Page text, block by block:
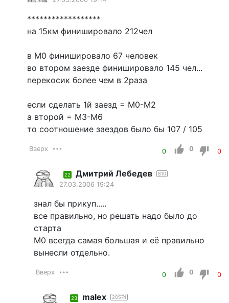
******************
на 15км финишировало 212чел
в М0 финишировало 67 человек
во втором заезде финишировало 145 чел...
перекосик более чем в 2раза
если сделать 1й заезд = М0-М2
а второй = М3-М6
то соотношение заездов было бы 107 / 105
Вверх 0 0 0
22 Дмитрий Лебедев 810
27.03.2006 19:24
знал бы прикуп.....
все правильно, но решать надо было до
старта
М0 всегда самая большая и её правильно
вынесли отдельно.
Вверх 0 0 0
23 malex 20574